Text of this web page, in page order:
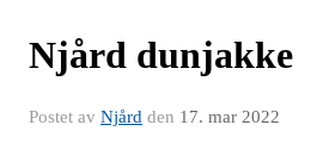
Njård dunjakke
Postet av Njård den 17. mar 2022